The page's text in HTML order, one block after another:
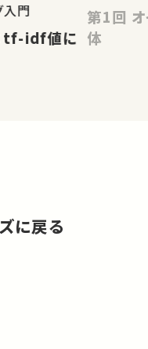
入門
tf-idf値に
第1回 オイラーの公式と正多面
体
に戻る